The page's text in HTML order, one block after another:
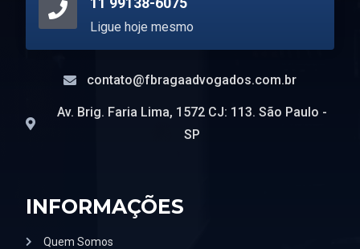
INFORMAÇÕES
Quem Somos
Ligue hoje mesmo
contato@fbragaadvogados.com.br
Av. Brig. Faria Lima, 1572 CJ: 113. São Paulo -
SP